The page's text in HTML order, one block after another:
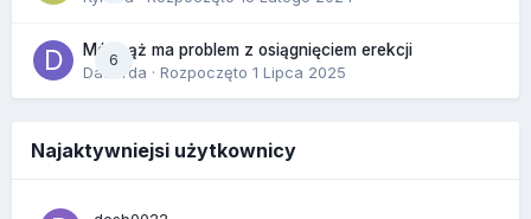
6
Mój mąż ma problem z osiągnięciem erekcji
Dafiorda · Rozpoczęto 1 Lipca 2025
Najaktywniejsi użytkownicy